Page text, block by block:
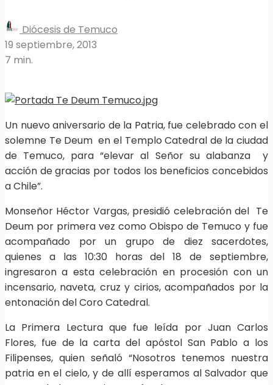
Diócesis de Temuco
19 septiembre, 2013
7 min.
Un nuevo aniversario de la Patria, fue celebrado con el
solemne Te Deum en el Templo Catedral de la ciudad
de Temuco, para “elevar al Señor su alabanza y
acción de gracias por todos los beneficios concebidos
a Chile”.
Monseñor Héctor Vargas, presidió celebración del Te
Deum por primera vez como Obispo de Temuco y fue
acompañado por un grupo de diez sacerdotes,
quienes a las 10:30 horas del 18 de septiembre,
ingresaron a esta celebración en procesión con un
incensario, naveta, cruz y cirios, acompañados por la
entonación del Coro Catedral.
La Primera Lectura que fue leída por Juan Carlos
Flores, fue de la carta del apóstol San Pablo a los
Filipenses, quien señaló “Nosotros tenemos nuestra
patria en el cielo, y de allí esperamos al Salvador que